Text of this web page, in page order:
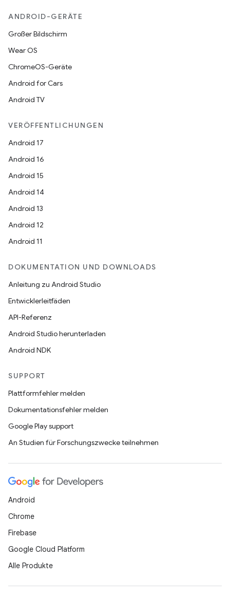
ANDROID-GERÄTE
Großer Bildschirm
Wear OS
ChromeOS-Geräte
Android for Cars
Android TV
VERÖFFENTLICHUNGEN
Android 17
Android 16
Android 15
Android 14
Android 13
Android 12
Android 11
DOKUMENTATION UND DOWNLOADS
Anleitung zu Android Studio
Entwicklerleitfäden
API-Referenz
Android Studio herunterladen
Android NDK
SUPPORT
Plattformfehler melden
Dokumentationsfehler melden
Google Play support
An Studien für Forschungszwecke teilnehmen
Android
Chrome
Firebase
Google Cloud Platform
Alle Produkte